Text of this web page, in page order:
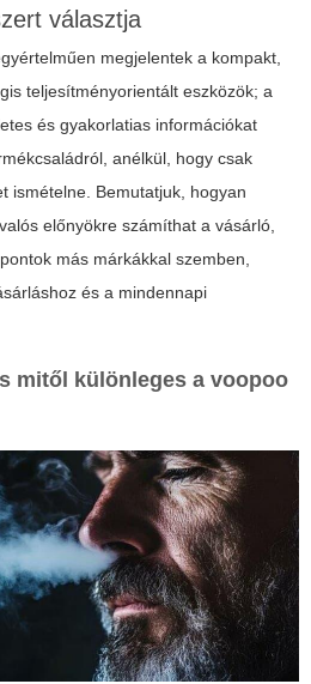
választja
megjelentek a kompakt,
teljesítményorientált eszközök; a
és gyakorlatias információkat
anélkül, hogy csak
ismételne. Bemutatjuk, hogyan
előnyökre számíthat a vásárló,
más márkákkal szemben,
és a mindennapi
mitől különleges a voopoo